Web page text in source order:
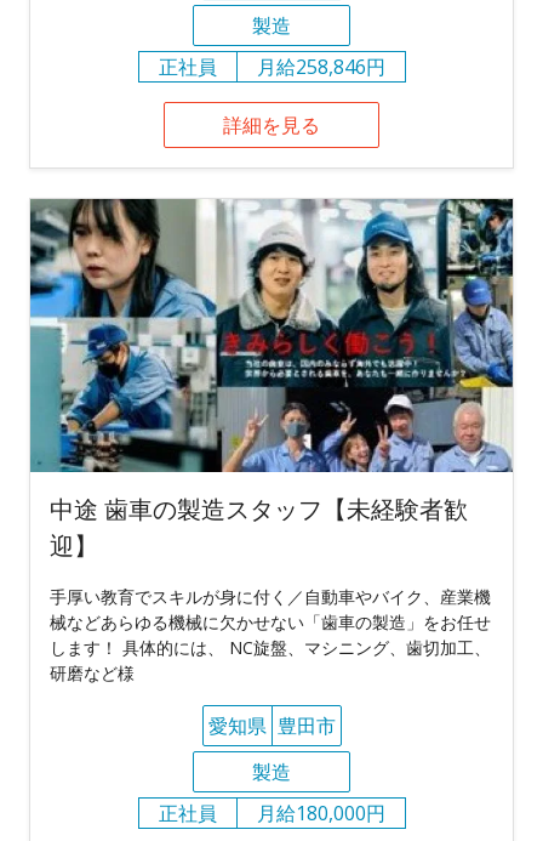
製造
正社員
月給258,846円
詳細を見る
中途 歯車の製造スタッフ【未経験者歓
迎】
手厚い教育でスキルが身に付く／自動車やバイク、産業機
械などあらゆる機械に欠かせない「歯車の製造」をお任せ
します！ 具体的には、 NC旋盤、マシニング、歯切加工、
研磨など様
愛知県 豊田市
製造
正社員
月給180,000円